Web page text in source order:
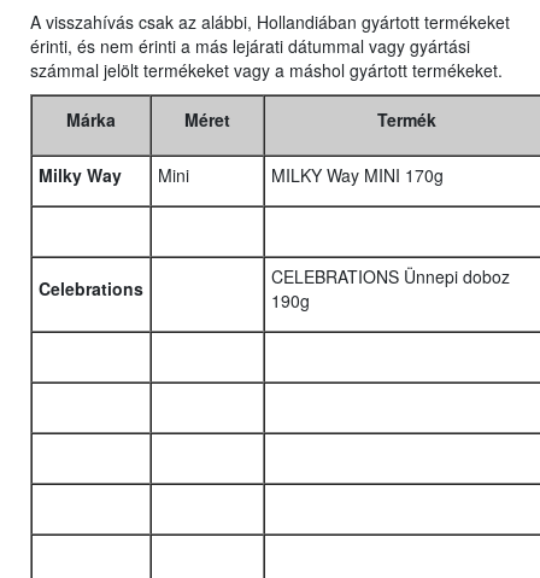
A visszahívás csak az alábbi, Hollandiában gyártott termékeket
érinti, és nem érinti a más lejárati dátummal vagy gyártási
számmal jelölt termékeket vagy a máshol gyártott termékeket.
Márka Méret Termék
Milky Way Mini MILKY Way MINI 170g
Celebrations
CELEBRATIONS Ünnepi doboz
190g